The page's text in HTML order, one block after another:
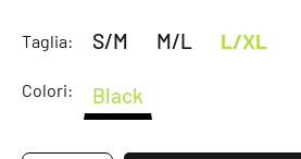
Taglia: S/M M/L L/XL
Colori: Black